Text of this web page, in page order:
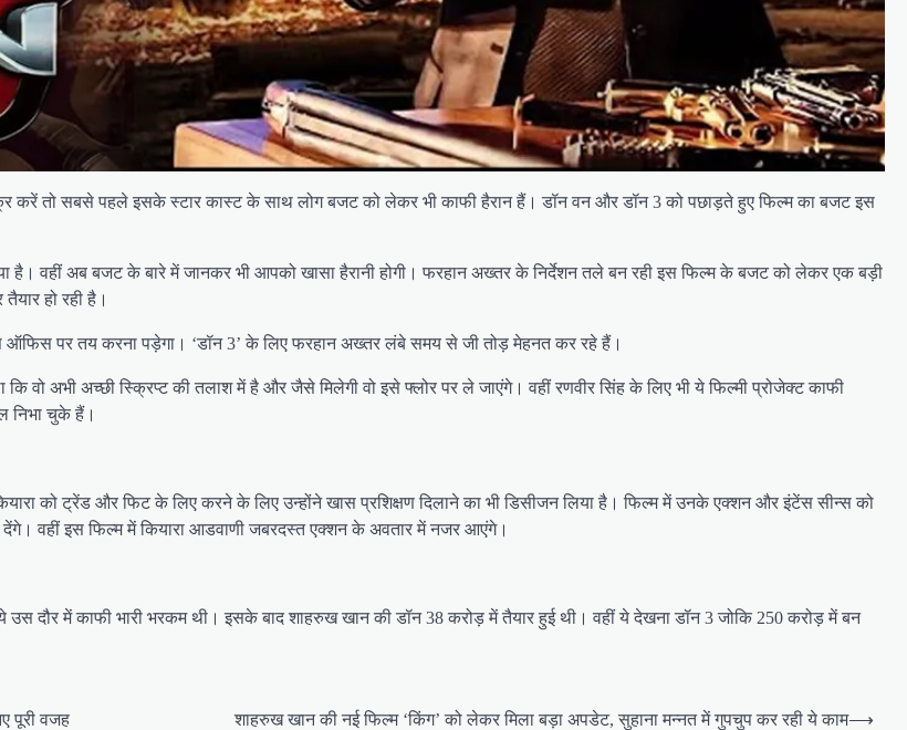
करें तो सबसे पहले इसके स्टार कास्ट के साथ लोग बजट को लेकर भी काफी हैरान हैं। डॉन वन और डॉन 3 को पछाड़ते हुए फिल्म का बजट इस
है। वहीं अब बजट के बारे में जानकर भी आपको खासा हैरानी होगी। फरहान अख्तर के निर्देशन तले बन रही इस फिल्म के बजट को लेकर एक बड़ी
हो रही है।
पर तय करना पड़ेगा। ‘डॉन 3’ के लिए फरहान अख्तर लंबे समय से जी तोड़ मेहनत कर रहे हैं।
वो अभी अच्छी स्क्रिप्ट की तलाश में है और जैसे मिलेगी वो इसे फ्लोर पर ले जाएंगे। वहीं रणवीर सिंह के लिए भी ये फिल्मी प्रोजेक्ट काफी
निभा चुके हैं।
को ट्रेंड और फिट के लिए करने के लिए उन्होंने खास प्रशिक्षण दिलाने का भी डिसीजन लिया है। फिल्म में उनके एक्शन और इंटेंस सीन्स को
देंगे। वहीं इस फिल्म में कियारा आडवाणी जबरदस्त एक्शन के अवतार में नजर आएंगे।
दौर में काफी भारी भरकम थी। इसके बाद शाहरुख खान की डॉन 38 करोड़ में तैयार हुई थी। वहीं ये देखना डॉन 3 जोकि 250 करोड़ में बन
पूरी वजह शाहरुख खान की नई फिल्म ‘किंग’ को लेकर मिला बड़ा अपडेट, सुहाना मन्नत में गुपचुप कर रही ये काम⟶